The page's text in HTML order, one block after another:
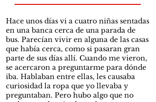
Hace unos días vi a cuatro niñas sentadas
en una banca cerca de una parada de
bus. Parecían vivir en alguna de las casas
que había cerca, como si pasaran gran
parte de sus días allí. Cuando me vieron,
se acercaron a preguntarme para dónde
iba. Hablaban entre ellas, les causaba
curiosidad la ropa que yo llevaba y
preguntaban. Pero hubo algo que no